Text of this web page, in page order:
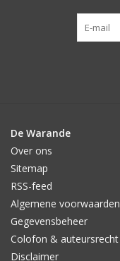
De Warande
Over ons
Sitemap
RSS-feed
Algemene voorwaarden
Gegevensbeheer
Colofon & auteursrecht
Disclaimer